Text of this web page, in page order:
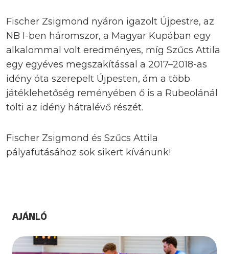
Fischer Zsigmond nyáron igazolt Újpestre, az
NB I-ben háromszor, a Magyar Kupában egy
alkalommal volt eredményes, míg Szűcs Attila
egy egyéves megszakítással a 2017–2018-as
idény óta szerepelt Újpesten, ám a több
játéklehetőség reményében ő is a Rubeolánál
tölti az idény hátralévő részét.
Fischer Zsigmond és Szűcs Attila
pályafutásához sok sikert kívánunk!
AJÁNLÓ